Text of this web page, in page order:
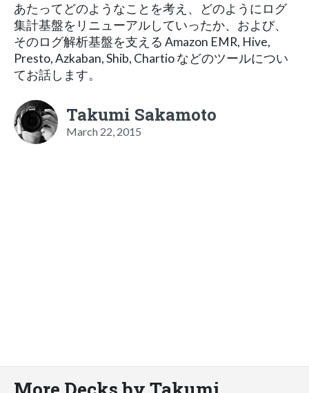
あたってどのようなことを考え、どのようにログ
集計基盤をリニューアルしていったか、および、
そのログ解析基盤を支える Amazon EMR, Hive,
Presto, Azkaban, Shib, Chartio などのツールについ
てお話します。
Takumi Sakamoto
March 22, 2015